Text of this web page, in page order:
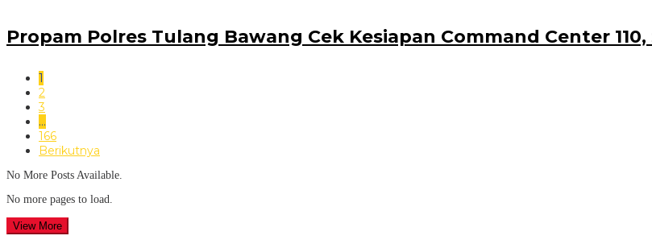
Propam Polres Tulang Bawang Cek Kesiapan Command Center
1
2
3
…
166
Berikutnya
No More Posts Available.
No more pages to load.
View More